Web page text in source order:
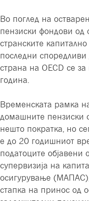
Во поглед на
пензиски фондови
странските
последни
страна на OECD се
година.
Временската рамка
домашните пензиски
нешто пократка, но
е до 20 годишниот
податоците објавени
супервизија на
осигурување
стапка на принос од